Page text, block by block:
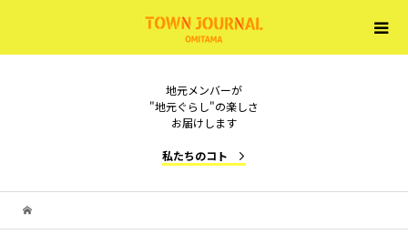
地元メンバーが
"地元ぐらし"の楽しさ
お届けします
私たちのコト